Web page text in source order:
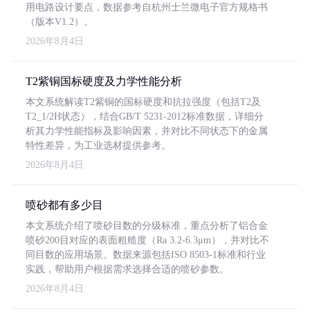
用电路设计要点，数据参考自杭州士兰微电子官方规格书
（版本V1.2）。
2026年8月4日
T2紫铜国标硬度及力学性能分析
本文系统解读T2紫铜的国标硬度和抗拉强度（包括T2及
T2_1/2H状态），结合GB/T 5231-2012标准数据，详细分
析其力学性能指标及影响因素，并对比不同状态下的金属
特性差异，为工业选材提供参考。
2026年8月4日
喷砂都有多少目
本文系统介绍了喷砂目数的分级标准，重点分析了铝合金
喷砂200目对应的表面粗糙度（Ra 3.2-6.3μm），并对比不
同目数的应用场景。数据来源包括ISO 8503-1标准和行业
实践，帮助用户根据需求选择合适的喷砂参数。
2026年8月4日